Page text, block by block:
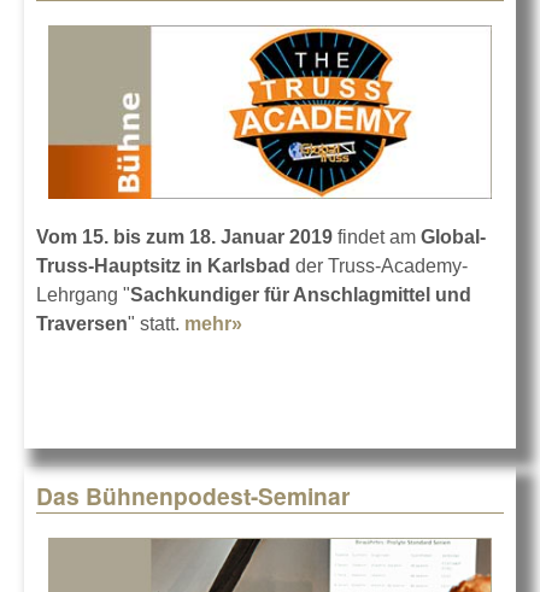
Vom 15. bis zum 18. Januar 2019 findet am Global-
Truss-Hauptsitz in Karlsbad der Truss-Academy-
Lehrgang "Sachkundiger für Anschlagmittel und
Traversen" statt. mehr»
Das Bühnenpodest-Seminar